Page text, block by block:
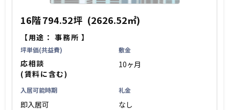
16階794.52坪 (2626.52㎡)
【用途：事務所 】
坪単価(共益費)
応相談
(賃料に含む)
敷金
10ヶ月
入居可能時期
即入居可
礼金
なし